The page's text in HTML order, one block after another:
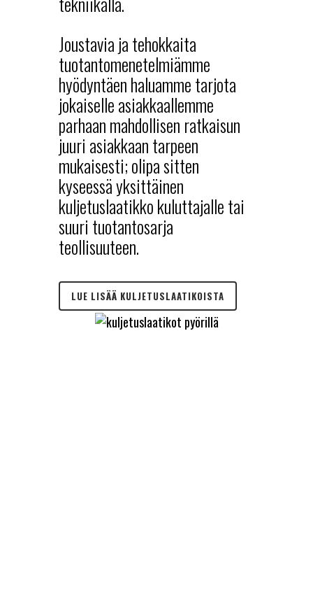
Joustavia ja tehokkaita
tuotantomenetelmiämme
hyödyntäen haluamme tarjota
jokaiselle asiakkaallemme
parhaan mahdollisen ratkaisun
juuri asiakkaan tarpeen
mukaisesti; olipa sitten
kyseessä yksittäinen
kuljetuslaatikko kuluttajalle tai
suuri tuotantosarja
teollisuuteen.
LUE LISÄÄ KULJETUSLAATIKOISTA